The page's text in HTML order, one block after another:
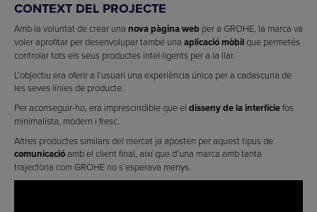
CONTEXT DEL PROJECTE
Amb la voluntat de crear una nova pàgina web per a GROHE, la marca va
voler aprofitar per desenvolupar també una aplicació mòbilque permetés
controlar tots els seus productes intel·ligents per a la llar.
L’objectiu era oferir a l’usuari una experiència única per a cadascuna de
les seves línies de producte.
Per aconseguir-ho, era imprescindible que el disseny de la interfíciefos
minimalista, modern i fresc.
Altres productes similars del mercat ja aposten per aquest tipus de
comunicacióamb el client final, així que d’una marca amb tanta
trajectòria com GROHE no s’esperava menys.